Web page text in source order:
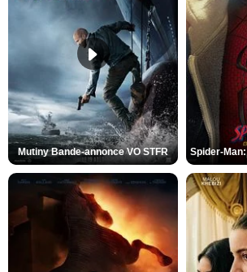
Mutiny Bande-annonce VO STFR